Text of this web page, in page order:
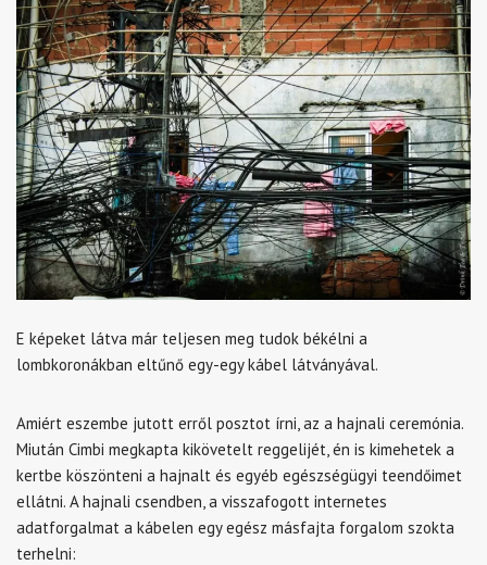
E képeket látva már teljesen meg tudok békélni a
lombkoronákban eltűnő egy-egy kábel látványával.
Amiért eszembe jutott erről posztot írni, az a hajnali ceremónia.
Miután Cimbi megkapta kikövetelt reggelijét, én is kimehetek a
kertbe köszönteni a hajnalt és egyéb egészségügyi teendőimet
ellátni. A hajnali csendben, a visszafogott internetes
adatforgalmat a kábelen egy egész másfajta forgalom szokta
terhelni: